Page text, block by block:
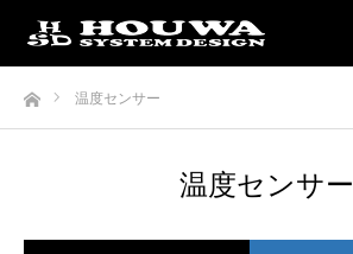
ホーム温度センサー
温度センサー